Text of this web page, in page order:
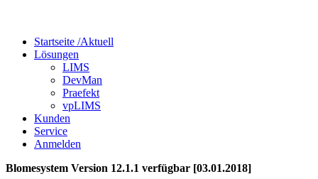
Startseite /Aktuell
Lösungen
LIMS
DevMan
Praefekt
vpLIMS
Kunden
Service
Anmelden
Blomesystem Version 12.1.1 verfügbar [03.01.2018]